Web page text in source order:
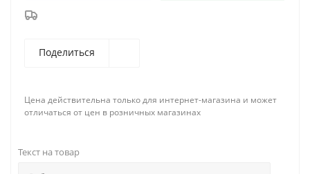
Поделиться
Цена действительна только для интернет-магазина и может
отличаться от цен в розничных магазинах
Текст на товар